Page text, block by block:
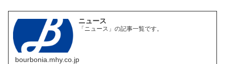
ニュース
「ニュース」の記事一覧です。
bourbonia.mhy.co.jp